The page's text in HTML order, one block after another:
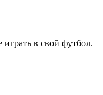
в свой футбол.